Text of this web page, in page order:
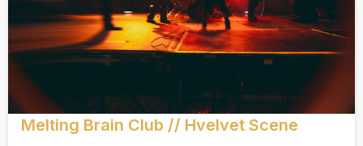
Melting Brain Club // Hvelvet Scene